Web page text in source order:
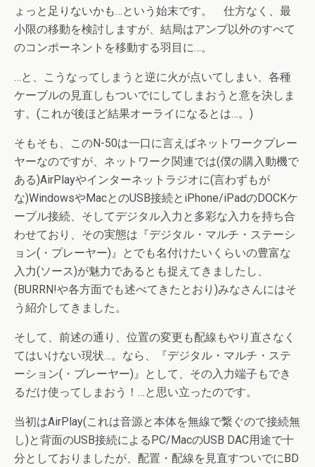
ょっと足りないかも…という始末です。 仕方なく、最
小限の移動を検討しますが、結局はアンプ以外のすべて
のコンポーネントを移動する羽目に…。
…と、こうなってしまうと逆に火が点いてしまい、各種
ケーブルの見直しもついでにしてしまおうと意を決しま
す。(これが後ほど結果オーライになるとは…。)
そもそも、このN-50は一口に言えばネットワークプレー
ヤーなのですが、ネットワーク関連では(僕の購入動機で
ある)AirPlayやインターネットラジオに(言わずもが
な)WindowsやMacとのUSB接続とiPhone/iPadのDOCKケ
ーブル接続、そしてデジタル入力と多彩な入力を持ち合
わせており、その実態は『デジタル・マルチ・ステーシ
ョン(・プレーヤー)』とでも名付けたいくらいの豊富な
入力(ソース)が魅力であるとも捉えてきましたし、
(BURRN!や各方面でも述べてきたとおり)みなさんにはそ
う紹介してきました。
そして、前述の通り、位置の変更も配線もやり直さなく
てはいけない現状…。なら、『デジタル・マルチ・ステ
ーション(・プレーヤー)』として、その入力端子もでき
るだけ使ってしまおう！…と思い立ったのです。
当初はAirPlay(これは音源と本体を無線で繋ぐので接続無
し)と背面のUSB接続によるPC/MacのUSB DAC用途で十
分としておりましたが、配置・配線を見直すついでにBD